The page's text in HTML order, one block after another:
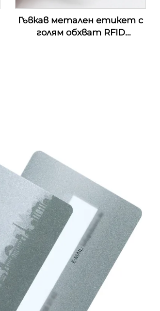
Гъвкав метален етикет с
голям обхват RFID